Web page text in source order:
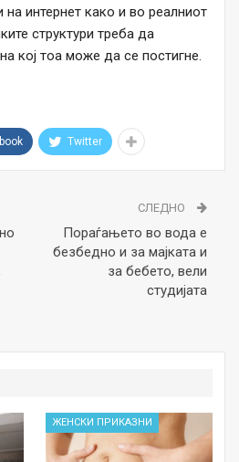
интернет како и во реалниот
структури треба да
кој тоа може да се постигне.
Twitter
СЛЕДНО
Пораѓањето во вода е
безбедно и за мајката и
за бебето, вели
студијата
ЖЕНСКИ ПРИКАЗНИ